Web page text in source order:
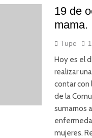
19 de
mama.
Tupe
Hoy es el
realizar
contar con
de la
sumarnos
mujeres.